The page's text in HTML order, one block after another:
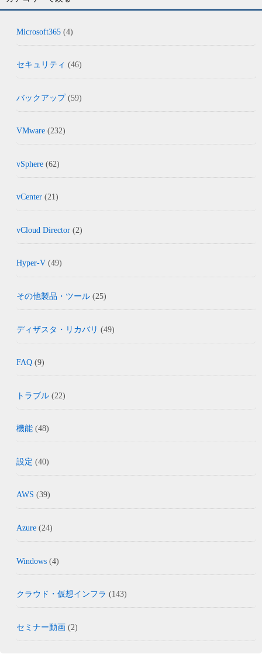
Microsoft365 (4)
セキュリティ (46)
バックアップ(59)
VMware (232)
vSphere (62)
vCenter (21)
vCloud Director (2)
Hyper-V (49)
その他製品・ツール (25)
ディザスタ・リカバリ (49)
FAQ (9)
トラブル (22)
機能 (48)
設定 (40)
AWS (39)
Azure (24)
Windows (4)
クラウド・仮想インフラ (143)
セミナー動画 (2)